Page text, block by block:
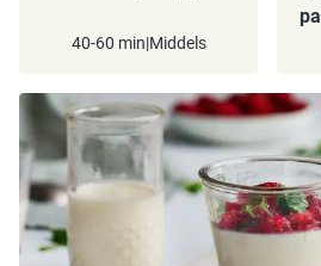
40-60 min|Middels